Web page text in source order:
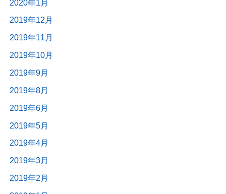
2020年1月
2019年12月
2019年11月
2019年10月
2019年9月
2019年8月
2019年6月
2019年5月
2019年4月
2019年3月
2019年2月